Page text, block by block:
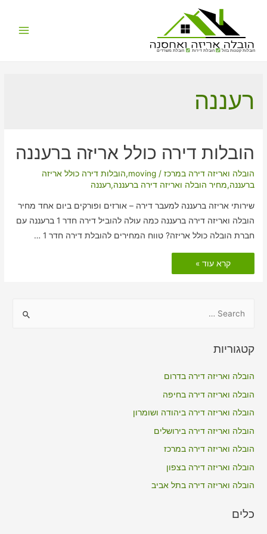
הובלות קטנות בזול הובלת דירות הובלת משרדים
רעננה
הובלות דירה כולל אריזה ברעננה
הובלה ואריזה דירה במרכז /
moving
,הובלות דירה כולל אריזה
ברעננה,מחיר הובלה ואריזה דירה ברעננה,רעננה
שירותי אריזה ברעננה למעבר דירה – אורזים ופורקים ביום אחד מחיר
הובלה ואריזה דירה ברעננה כמה עולה להוביל דירה חדר 1 ברעננה עם
חברת הובלה כולל אריזה? טווח המחירים להובלת דירה חדר 1 …
הובלות
דירה
כולל
קרא עוד »
r
o
r
:
קטגוריות
הובלה ואריזה דירה בדרום
הובלה ואריזה דירה בחיפה
הובלה ואריזה דירה ביהודה ושומרון
הובלה ואריזה דירה בירושלים
הובלה ואריזה דירה במרכז
הובלה ואריזה דירה בצפון
הובלה ואריזה דירה בתל אביב
כלים